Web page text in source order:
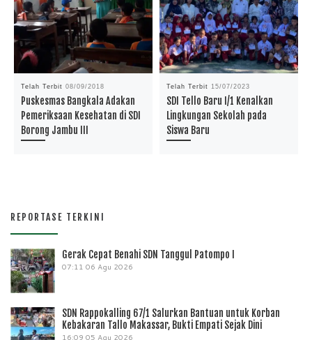
Telah Terbit08/09/2018
Puskesmas Bangkala Adakan
Pemeriksaan Kesehatan di SDI
Borong Jambu III
Telah Terbit15/07/2023
SDI Tello Baru I/1 Kenalkan
Lingkungan Sekolah pada
Siswa Baru
REPORTASE TERKINI
Gerak Cepat Benahi SDN Tanggul Patompo I
07:11 06 Agu 2026
SDN Rappokalling 67/1 Salurkan Bantuan untuk Korban
Kebakaran Tallo Makassar, Bukti Empati Sejak Dini
16:09 05 Agu 2026